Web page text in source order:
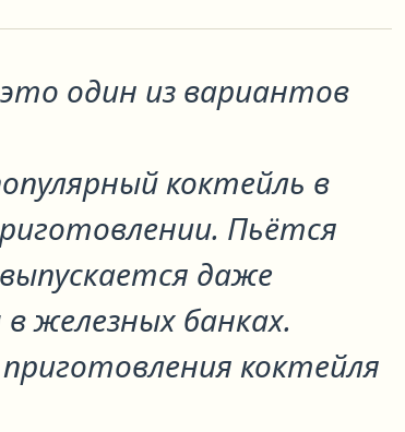
один из вариантов
коктейль в
Пьётся
даже
железных банках.
приготовления коктейля